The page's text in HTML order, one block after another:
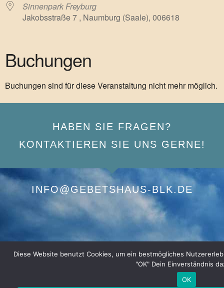
Sinnenpark Freyburg
Jakobsstraße 7 , Naumburg (Saale), 006618
Buchungen
Buchungen sind für diese Veranstaltung nicht mehr möglich.
HABEN SIE FRAGEN?
KONTAKTIEREN SIE UNS GERNE!
INFO@GEBETSHAUS-BLK.DE
Diese Website benutzt Cookies, um ein bestmögliches
"OK" Dein Einverständnis
OK